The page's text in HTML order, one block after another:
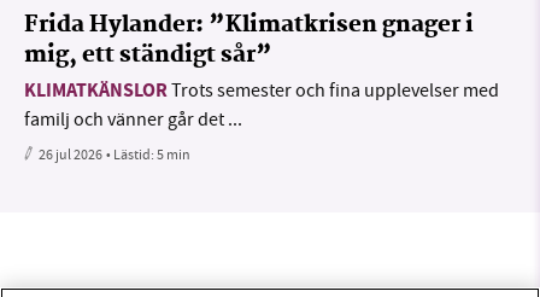
Frida Hylander: ”Klimatkrisen gnager i
mig, ett ständigt sår”
KLIMATKÄNSLORTrots semester och fina upplevelser med
familj och vänner går det ...
26 jul 2026• Lästid:5 min